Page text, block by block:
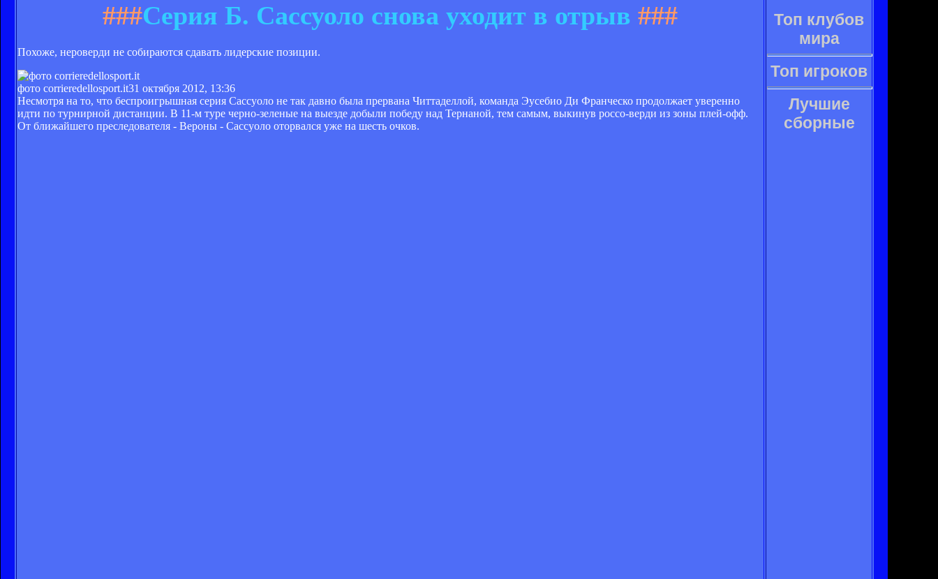
###Серия Б. Сассуоло снова уходит в отрыв ###
Похоже, нероверди не собираются сдавать лидерские позиции.
фото corrieredellosport.it31 октября 2012, 13:36
Несмотря на то, что беспроигрышная серия Сассуоло не так давно была прервана Читтаделлой, команда Эусебио Ди Франческо продолжает уверенно
идти по турнирной дистанции. В 11-м туре черно-зеленые на выезде добыли победу над Тернаной, тем самым, выкинув россо-верди из зоны плей-офф.
От ближайшего преследователя - Вероны - Сассуоло оторвался уже на шесть очков.
Топ клубов
мира
Топ игроков
Лучшие
сборные